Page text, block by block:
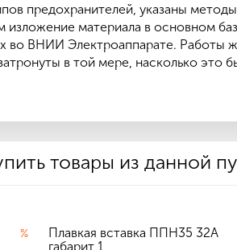
предохранителей, указаны
материала в основном
во ВНИИ Электроаппарате. Работы
в той мере, насколько это
товары из данной
%
Плавкая вставка ППН35 32А
габарит 1